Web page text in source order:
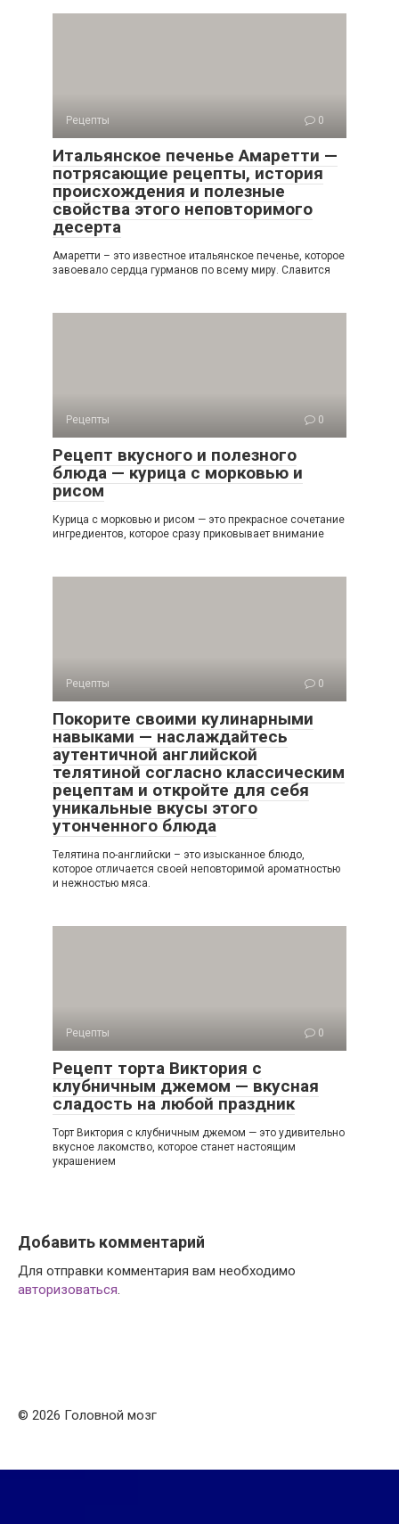
Рецепты 0
Итальянское печенье Амаретти —
потрясающие рецепты, история
происхождения и полезные
свойства этого неповторимого
десерта
Амаретти – это известное итальянское печенье, которое
завоевало сердца гурманов по всему миру. Славится
Рецепты 0
Рецепт вкусного и полезного
блюда — курица с морковью и
рисом
Курица с морковью и рисом — это прекрасное сочетание
ингредиентов, которое сразу приковывает внимание
Рецепты 0
Покорите своими кулинарными
навыками — наслаждайтесь
аутентичной английской
телятиной согласно классическим
рецептам и откройте для себя
уникальные вкусы этого
утонченного блюда
Телятина по-английски – это изысканное блюдо,
которое отличается своей неповторимой ароматностью
и нежностью мяса.
Рецепты 0
Рецепт торта Виктория с
клубничным джемом — вкусная
сладость на любой праздник
Торт Виктория с клубничным джемом — это удивительно
вкусное лакомство, которое станет настоящим
украшением
Добавить комментарий
Для отправки комментария вам необходимо
авторизоваться.
© 2026 Головной мозг